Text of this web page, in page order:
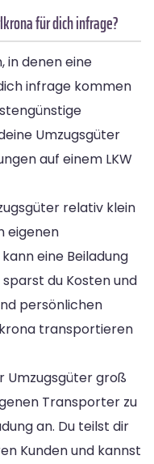
für dich infrage?
in denen eine
infrage kommen
Umzugsgüter
auf einem LKW
relativ klein
eigenen
eine Beiladung
du Kosten und
persönlichen
transportieren
Umzugsgüter groß
Transporter zu
an. Du teilst dir
Kunden und kannst